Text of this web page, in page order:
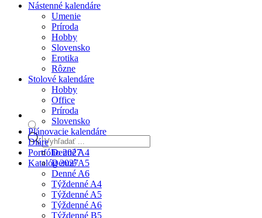
Products
search
Portfólio 2027
Katalóg 2027
Nástenné kalendáre
Umenie
Príroda
Hobby
Slovensko
Erotika
Rôzne
Stolové kalendáre
Hobby
Office
Príroda
Slovensko
Plánovacie kalendáre
Diáre
Denné A4
Denné A5
Denné A6
Týždenné A4
Týždenné A5
Týždenné A6
Týždenné B5